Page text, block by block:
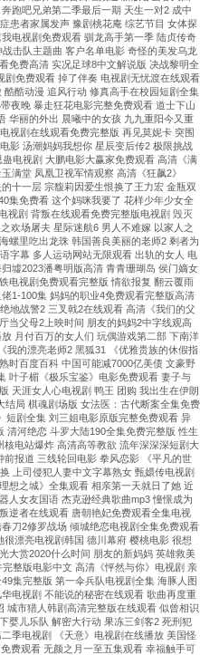
跑吧兄弟第二季最后一期 天生一对2 成中
患者家属发声 豫剧桃花庵 综艺节目 女体探
电视剧免费观看 驯龙高手第一季 陆贞传奇
击队主题曲 客户名单电影 奇怪的美发乌龙
免费高清 实况足球8中文解说版 决战黎明全
免费观看 掉了伴奏 电视剧无忧渡在线观看
酷动漫 追风行动 修真高手在校园短剧全集
夜晚 暴走狂花电影完整免费观看 道士下山
华丽的外出 晨曦中的女孩 九九重阳今又重
视剧在线观看免费完整版 再见莫妮卡 突围
影 汤潮妈妈我想你 星辰变后传2 极限挑战
电视剧 大鹏电影大赢家免费观看 高清《满
满堂 凤凰卫视军情观察 高清《狂飙2》
十一层 宗馥莉因爱生恨换了王力宏 金瓶双
集免费看 这个妈咪我要了 花样少年少女全
视剧 背叛在线观看免费完整版电视剧 毁灭
欢场屠夫 星际迷航6 男人不难嫁 以家人之
螺里吃出龙珠 韩国善良美丽的老师2 剩者为
字幕 多人运动网站无限观看 出轨的女人 电
墟2023潘粤明版高清 青青珊瑚岛 侯门嫡女
电视剧免费观看完整版 情欲报复 翻云覆雨
1-100集 妈妈的职业4免费观看完整版高清
地战警2 三叉戟2在线观看 高清《我们的父
当父母2上映时间 朋友的妈妈2中字线观高
月付百万的女人们 玩偶游戏第二部 下南洋
我的漂亮老师2 黑狐31 《优雅贵族的休假指
时百度百科 中国可能减7000亿美债 文豪野
叶子楣《极乐宝鉴》电影免费观看 妻子与
天涯女人心电视剧 鸭王 团购 我出生在伊朗
局 棋魂剧场版 女法医：古代断案全集免费
短剧全集 刘三姐电影原版完整免费观看 异
清河绝恋 斗罗大陆190全集免费完整版 性生
电站爆炸 高清高等教欲 流年深深深短剧大
报道 三线轮回电影 拳风恋影 《平凡的世
上司侵犯人妻中文字幕熟女 甄嬛传电视剧
想之城》全集观看 相亲第一天就日了她 近
人女友国语 杰克逊经典歌曲mp3 憧憬成为
逆者在线观看 唐朝艳妃免费观看全集电视
刀2修罗战场 倾城绝恋电视剧全集免费观看
漂亮电视剧韩国 德川幕府 樱桃电影 很想
大赏2020什么时间 朋友的新妈妈 英雄救美
整版电影中文 高清《怦然与你》电视剧 亲
集完整版 第一伞兵队电视剧全集 海豚人图
电视剧 不能说的秘密在线观看 歌曲再度重
城市猎人韩剧高清完整版在线观看 似曾相识
婴儿乐队 解密大行动 果冻三剑客2 死刑犯
季电视剧 《天意》电视剧在线播放 美国怪
费观看 无颜之月一至五集观看 幸福触手可